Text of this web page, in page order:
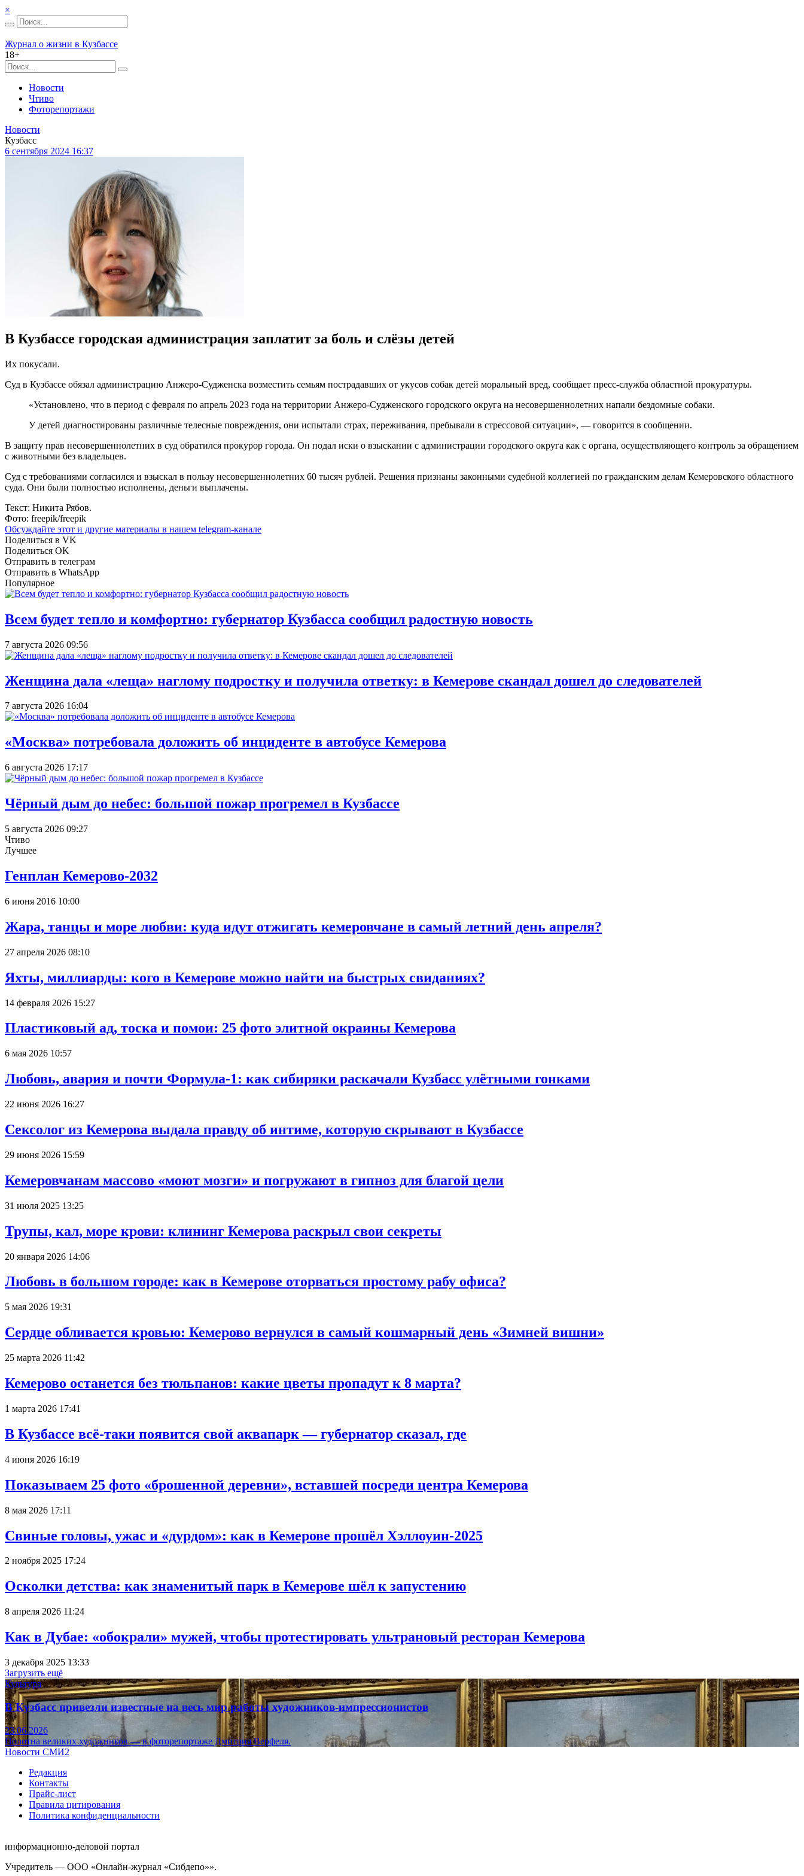
×
Журнал о жизни в Кузбассе
18+
Новости
Чтиво
Фоторепортажи
Новости
Кузбасс
6 сентября 2024 16:37
В Кузбассе городская администрация заплатит за боль и слёзы детей
Их покусали.
Суд в Кузбассе обязал администрацию Анжеро-Судженска возместить семьям пострадавших от укусов собак детей моральный вред, сообщает пресс-служба областной прокуратуры.
«Установлено, что в период с февраля по апрель 2023 года на территории Анжеро-Судженского городского округа на несовершеннолетних напали бездомные собаки.
У детей диагностированы различные телесные повреждения, они испытали страх, переживания, пребывали в стрессовой ситуации», — говорится в сообщении.
В защиту прав несовершеннолетних в суд обратился прокурор города. Он подал иски о взыскании с администрации городского округа как с органа, осуществляющего контроль за обращением
с животными без владельцев.
Суд с требованиями согласился и взыскал в пользу несовершеннолетних 60 тысяч рублей. Решения признаны законными судебной коллегией по гражданским делам Кемеровского областного
суда. Они были полностью исполнены, деньги выплачены.
Текст: Никита Рябов.
Фото: freepik/freepik
Обсуждайте этот и другие материалы в нашем telegram-канале
Поделиться в VK
Поделиться OK
Отправить в телеграм
Отправить в WhatsApp
Популярное
Всем будет тепло и комфортно: губернатор Кузбасса сообщил радостную новость
7 августа 2026 09:56
Женщина дала «леща» наглому подростку и получила ответку: в Кемерове скандал дошел до следователей
7 августа 2026 16:04
«Москва» потребовала доложить об инциденте в автобусе Кемерова
6 августа 2026 17:17
Чёрный дым до небес: большой пожар прогремел в Кузбассе
5 августа 2026 09:27
Чтиво
Лучшее
Генплан Кемерово-2032
6 июня 2016 10:00
Жара, танцы и море любви: куда идут отжигать кемеровчане в самый летний день апреля?
27 апреля 2026 08:10
Яхты, миллиарды: кого в Кемерове можно найти на быстрых свиданиях?
14 февраля 2026 15:27
Пластиковый ад, тоска и помои: 25 фото элитной окраины Кемерова
6 мая 2026 10:57
Любовь, авария и почти Формула-1: как сибиряки раскачали Кузбасс улётными гонками
22 июня 2026 16:27
Сексолог из Кемерова выдала правду об интиме, которую скрывают в Кузбассе
29 июня 2026 15:59
Кемеровчанам массово «моют мозги» и погружают в гипноз для благой цели
31 июля 2025 13:25
Трупы, кал, море крови: клининг Кемерова раскрыл свои секреты
20 января 2026 14:06
Любовь в большом городе: как в Кемерове оторваться простому рабу офиса?
5 мая 2026 19:31
Сердце обливается кровью: Кемерово вернулся в самый кошмарный день «Зимней вишни»
25 марта 2026 11:42
Кемерово останется без тюльпанов: какие цветы пропадут к 8 марта?
1 марта 2026 17:41
В Кузбассе всё-таки появится свой аквапарк — губернатор сказал, где
4 июня 2026 16:19
Показываем 25 фото «брошенной деревни», вставшей посреди центра Кемерова
8 мая 2026 17:11
Свиные головы, ужас и «дурдом»: как в Кемерове прошёл Хэллоуин-2025
2 ноября 2025 17:24
Осколки детства: как знаменитый парк в Кемерове шёл к запустению
8 апреля 2026 11:24
Как в Дубае: «обокрали» мужей, чтобы протестировать ультрановый ресторан Кемерова
3 декабря 2025 13:33
Загрузить ещё
Культура
В Кузбасс привезли известные на весь мир работы художников-импрессионистов
23.06.2026
Полотна великих художников — в фоторепортаже Дмитрия Верфеля.
Новости СМИ2
Редакция
Контакты
Прайс-лист
Правила цитирования
Политика конфиденциальности
информационно-деловой портал
Учредитель — ООО «Онлайн-журнал «Сибдепо»».